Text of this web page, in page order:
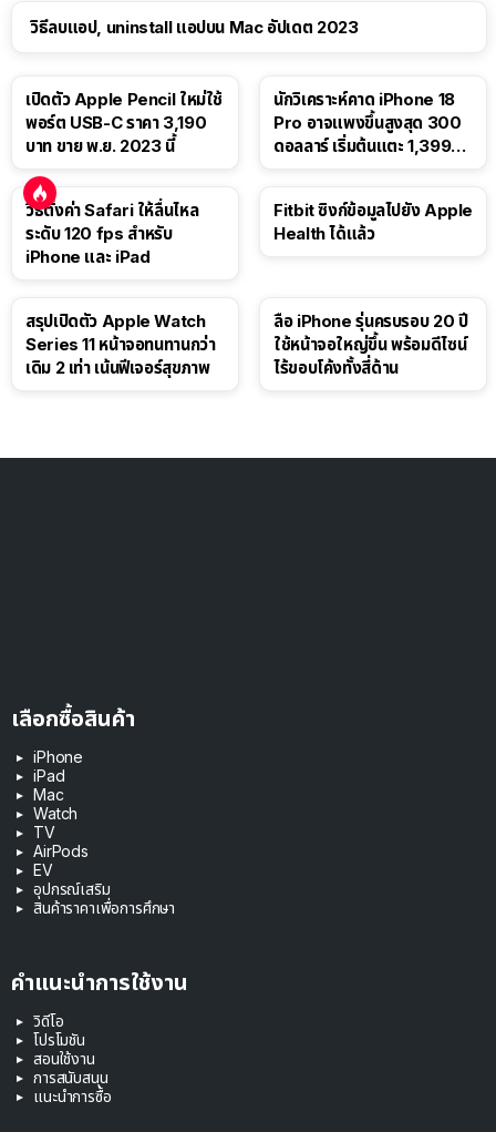
วิธีลบแอป, uninstall แอปบน Mac อัปเดต 2023
เปิดตัว Apple Pencil ใหม่ใช้
พอร์ต USB-C ราคา 3,190
บาท ขาย พ.ย. 2023 นี้
นักวิเคราะห์คาด iPhone 18
Pro อาจแพงขึ้นสูงสุด 300
ดอลลาร์ เริ่มต้นแตะ 1,399
วิธีตั้งค่า Safari ให้ลื่นไหล
ระดับ 120 fps สำหรับ
iPhone และ iPad
Fitbit ซิงก์ข้อมูลไปยัง Apple
Health ได้แล้ว
สรุปเปิดตัว Apple Watch
Series 11 หน้าจอทนทานกว่า
เดิม 2 เท่า เน้นฟีเจอร์สุขภาพ
ลือ iPhone รุ่นครบรอบ 20 ปี
ใช้หน้าจอใหญ่ขึ้น พร้อมดีไซน์
ไร้ขอบโค้งทั้งสี่ด้าน
เลือกซื้อสินค้า
iPhone
iPad
Mac
Watch
TV
AirPods
EV
อุปกรณ์เสริม
สินค้าราคาเพื่อการศึกษา
คำแนะนำการใช้งาน
วิดีโอ
โปรโมชัน
สอนใช้งาน
การสนับสนุน
แนะนำการซื้อ